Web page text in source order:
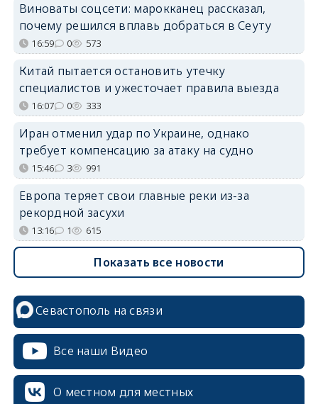
Виноваты соцсети: марокканец рассказал,
почему решился вплавь добраться в Сеуту
16:59 0 573
Китай пытается остановить утечку
специалистов и ужесточает правила выезда
16:07 0 333
Иран отменил удар по Украине, однако
требует компенсацию за атаку на судно
15:46 3 991
Европа теряет свои главные реки из-за
рекордной засухи
13:16 1 615
Показать все новости
Севастополь на связи
Все наши Видео
О местном для местных